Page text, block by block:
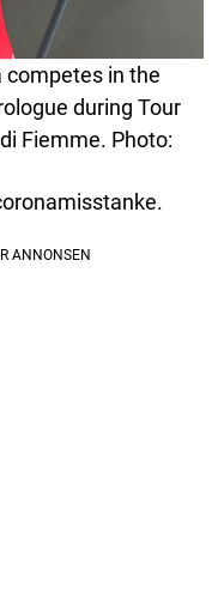
competes in the
during Tour
Fiemme. Photo: